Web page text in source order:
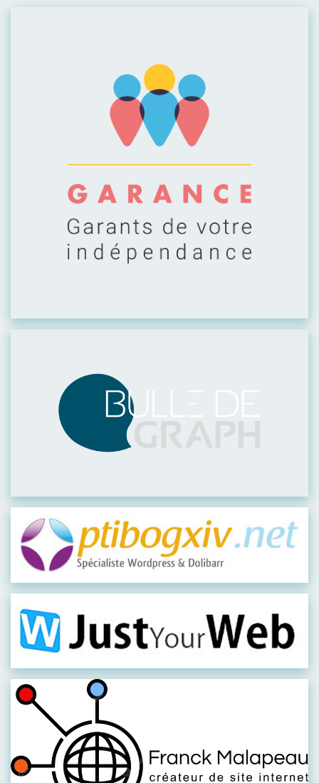
Visiter leur site
Visiter leur site
Visiter leur site